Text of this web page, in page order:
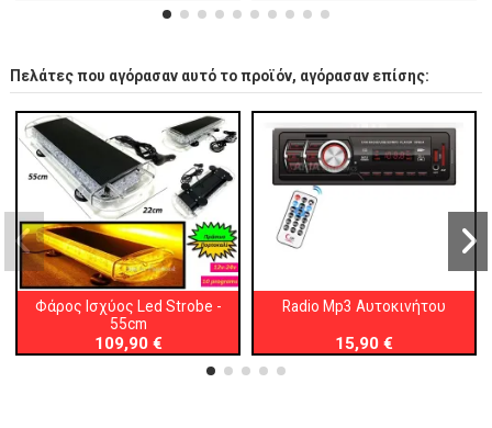
Πελάτες που αγόρασαν αυτό το προϊόν, αγόρασαν επίσης:
Φάρος Ισχύος Led Strobe -
55cm
109,90 €
Radio Mp3 Αυτοκινήτου
15,90 €